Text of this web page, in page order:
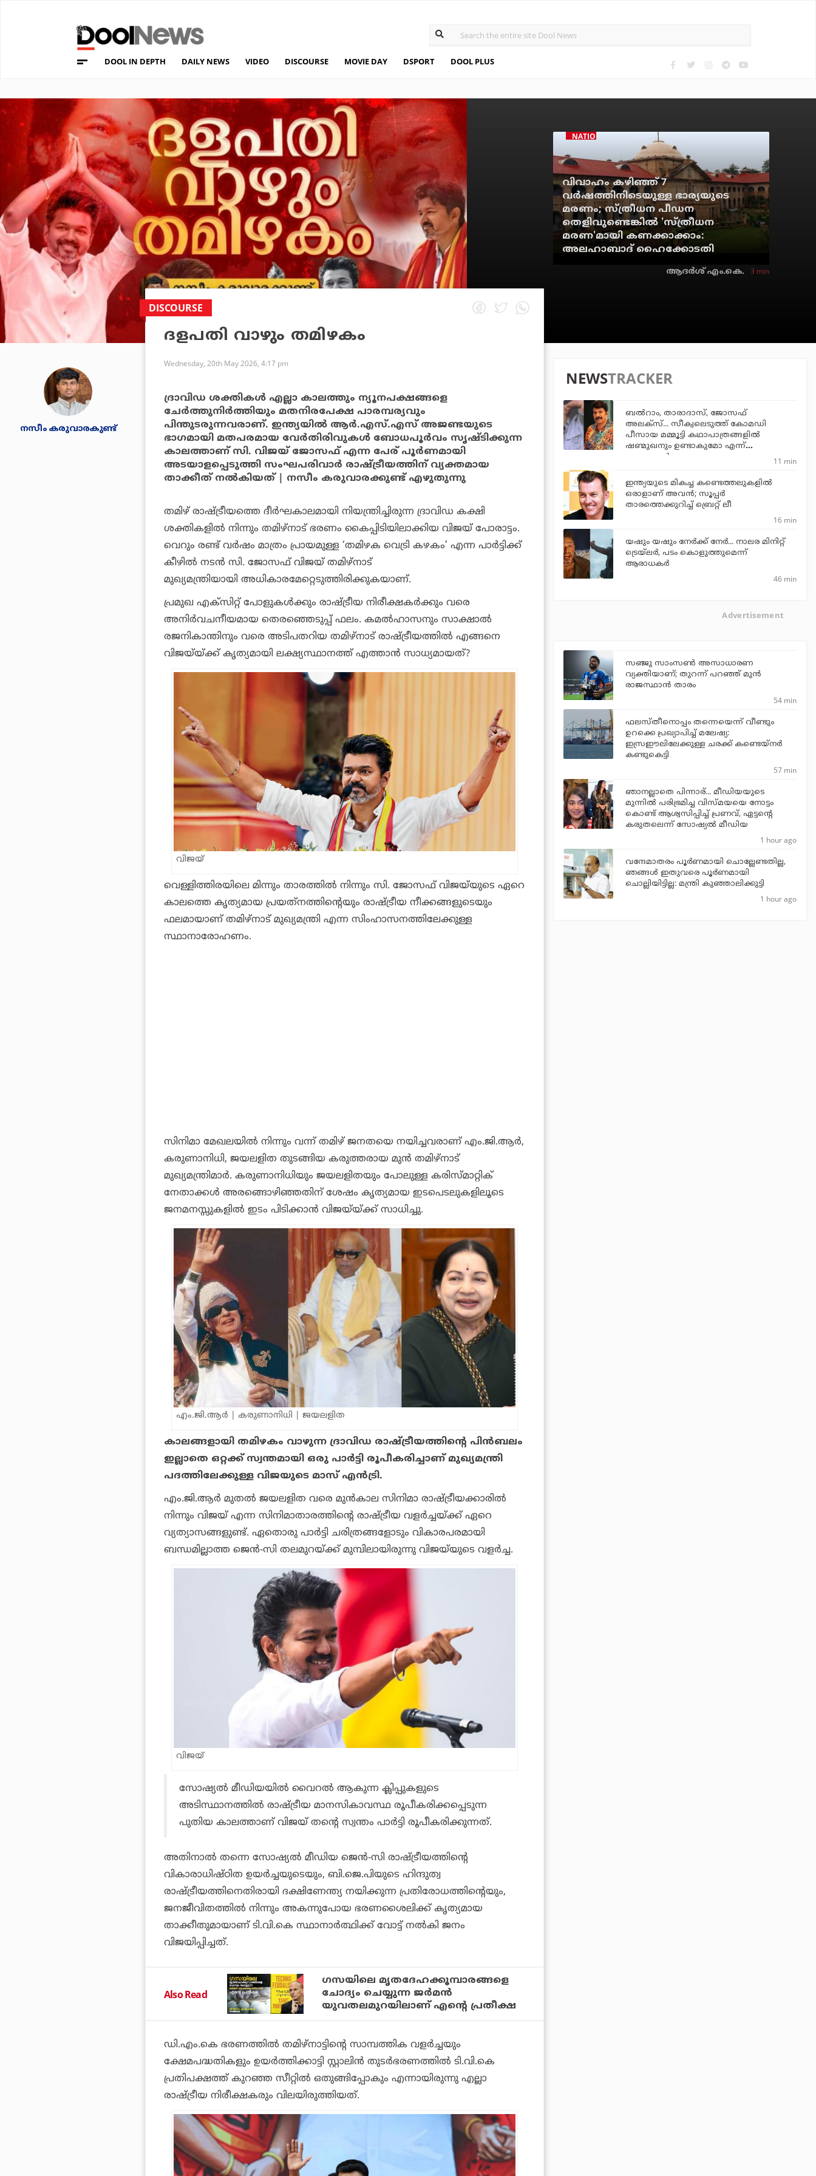
DOOL IN DEPTH DAILY NEWS VIDEO DISCOURSE MOVIE DAY DSPORT DOOL PLUS
NATIONAL NEWS
വിവാഹം കഴിഞ്ഞ് 7
വര്‍ഷത്തിനിടെയുള്ള ഭാര്യയുടെ
മരണം; സ്ത്രീധന പീഡന
തെളിവുണ്ടെങ്കില്‍ 'സ്ത്രീധന
മരണ'മായി കണക്കാക്കാം:
അലഹാബാദ് ഹൈക്കോടതി
ആദർശ് എം.കെ. 3 min
നസീം കരുവാരകുണ്ട്
DISCOURSE
ദളപതി വാഴും തമിഴകം
Wednesday, 20th May 2026, 4:17 pm
ദ്രാവിഡ ശക്തികള്‍ എല്ലാ കാലത്തും ന്യൂനപക്ഷങ്ങളെ
ചേര്‍ത്തുനിര്‍ത്തിയും മതനിരപേക്ഷ പാരമ്പര്യവും
പിന്തുടരുന്നവരാണ്. ഇന്ത്യയില്‍ ആര്‍.എസ്.എസ് അജണ്ടയുടെ
ഭാഗമായി മതപരമായ വേര്‍തിരിവുകള്‍ ബോധപൂര്‍വം സൃഷ്ടിക്കുന്ന
കാലത്താണ് സി. വിജയ് ജോസഫ് എന്ന പേര് പൂര്‍ണമായി
അടയാളപ്പെടുത്തി സംഘപരിവാര്‍ രാഷ്ട്രീയത്തിന് വ്യക്തമായ
താക്കീത് നല്‍കിയത് | നസീം കരുവാരക്കുണ്ട് എഴുതുന്നു
തമിഴ് രാഷ്ട്രീയത്തെ ദീര്‍ഘകാലമായി നിയന്ത്രിച്ചിരുന്ന ദ്രാവിഡ കക്ഷി
ശക്തികളില്‍ നിന്നും തമിഴ്‌നാട് ഭരണം കൈപ്പിടിയിലാക്കിയ വിജയ് പോരാട്ടം.
വെറും രണ്ട് വര്‍ഷം മാത്രം പ്രായമുള്ള ‘തമിഴക വെട്രി കഴകം’ എന്ന പാര്‍ട്ടിക്ക്
കീഴില്‍ നടന്‍ സി. ജോസഫ് വിജയ് തമിഴ്‌നാട്
മുഖ്യമന്ത്രിയായി അധികാരമേറ്റെടുത്തിരിക്കുകയാണ്.
പ്രമുഖ എക്‌സിറ്റ് പോളുകള്‍ക്കും രാഷ്ട്രീയ നിരീക്ഷകര്‍ക്കും വരെ
അനിര്‍വചനീയമായ തെരഞ്ഞെടുപ്പ് ഫലം. കമല്‍ഹാസനും സാക്ഷാല്‍
രജനികാന്തിനും വരെ അടിപതറിയ തമിഴ്‌നാട് രാഷ്ട്രീയത്തില്‍ എങ്ങനെ
വിജയ്‌യ്ക്ക് കൃത്യമായി ലക്ഷ്യസ്ഥാനത്ത് എത്താന്‍ സാധ്യമായത്?
വിജയ്
വെള്ളിത്തിരയിലെ മിന്നും താരത്തില്‍ നിന്നും സി. ജോസഫ് വിജയ്‌യുടെ ഏറെ
കാലത്തെ കൃത്യമായ പ്രയത്‌നത്തിന്റെയും രാഷ്ട്രീയ നീക്കങ്ങളുടെയും
ഫലമായാണ് തമിഴ്‌നാട് മുഖ്യമന്ത്രി എന്ന സിംഹാസനത്തിലേക്കുള്ള
സ്ഥാനാരോഹണം.
സിനിമാ മേഖലയില്‍ നിന്നും വന്ന് തമിഴ് ജനതയെ നയിച്ചവരാണ് എം.ജി.ആര്‍,
കരുണാനിധി, ജയലളിത തുടങ്ങിയ കരുത്തരായ മുന്‍ തമിഴ്‌നാട്
മുഖ്യമന്ത്രിമാര്‍. കരുണാനിധിയും ജയലളിതയും പോലുള്ള കരിസ്മാറ്റിക്
നേതാക്കള്‍ അരങ്ങൊഴിഞ്ഞതിന് ശേഷം കൃത്യമായ ഇടപെടലുകളിലൂടെ
ജനമനസ്സുകളില്‍ ഇടം പിടിക്കാന്‍ വിജയ്‌യ്ക്ക് സാധിച്ചു.
എം.ജി.ആര്‍ | കരുണാനിധി | ജയലളിത
കാലങ്ങളായി തമിഴകം വാഴുന്ന ദ്രാവിഡ രാഷ്ട്രീയത്തിന്റെ പിന്‍ബലം
ഇല്ലാതെ ഒറ്റക്ക് സ്വന്തമായി ഒരു പാര്‍ട്ടി രൂപീകരിച്ചാണ് മുഖ്യമന്ത്രി
പദത്തിലേക്കുള്ള വിജയുടെ മാസ് എന്‍ട്രി.
എം.ജി.ആര്‍ മുതല്‍ ജയലളിത വരെ മുന്‍കാല സിനിമാ രാഷ്ട്രീയക്കാരില്‍
നിന്നും വിജയ് എന്ന സിനിമാതാരത്തിന്റെ രാഷ്ട്രീയ വളര്‍ച്ചയ്ക്ക് ഏറെ
വ്യത്യാസങ്ങളുണ്ട്. ഏതൊരു പാര്‍ട്ടി ചരിത്രങ്ങളോടും വികാരപരമായി
ബന്ധമില്ലാത്ത ജെന്‍-സി തലമുറയ്ക്ക് മുമ്പിലായിരുന്നു വിജയ്‌യുടെ വളര്‍ച്ച.
വിജയ്
സോഷ്യല്‍ മീഡിയയില്‍ വൈറല്‍ ആകുന്ന ക്ലിപ്പുകളുടെ
അടിസ്ഥാനത്തില്‍ രാഷ്ട്രീയ മാനസികാവസ്ഥ രൂപീകരിക്കപ്പെടുന്ന
പുതിയ കാലത്താണ് വിജയ് തന്റെ സ്വന്തം പാര്‍ട്ടി രൂപീകരിക്കുന്നത്.
അതിനാല്‍ തന്നെ സോഷ്യല്‍ മീഡിയ ജെന്‍-സി രാഷ്ട്രീയത്തിന്റെ
വികാരാധിഷ്ഠിത ഉയര്‍ച്ചയുടെയും, ബി.ജെ.പിയുടെ ഹിന്ദുത്വ
രാഷ്ട്രീയത്തിനെതിരായി ദക്ഷിണേന്ത്യ നയിക്കുന്ന പ്രതിരോധത്തിന്റെയും,
ജനജീവിതത്തില്‍ നിന്നും അകന്നുപോയ ഭരണശൈലിക്ക് കൃത്യമായ
താക്കീതുമായാണ് ടി.വി.കെ സ്ഥാനാര്‍ത്ഥിക്ക് വോട്ട് നല്‍കി ജനം
വിജയിപ്പിച്ചത്.
Also Read
ഗസയിലെ മൃതദേഹക്കൂമ്പാരങ്ങളെ
ചോദ്യം ചെയ്യുന്ന ജര്‍മന്‍
യുവതലമുറയിലാണ് എന്റെ പ്രതീക്ഷ
ഡി.എം.കെ ഭരണത്തില്‍ തമിഴ്‌നാട്ടിന്റെ സാമ്പത്തിക വളര്‍ച്ചയും
ക്ഷേമപദ്ധതികളും ഉയര്‍ത്തിക്കാട്ടി സ്റ്റാലിന്‍ തുടര്‍ഭരണത്തില്‍ ടി.വി.കെ
പ്രതിപക്ഷത്ത് കുറഞ്ഞ സീറ്റില്‍ ഒതുങ്ങിപ്പോകും എന്നായിരുന്നു എല്ലാ
രാഷ്ട്രീയ നിരീക്ഷകരും വിലയിരുത്തിയത്.
NEWSTRACKER
ബല്‍റാം, താരാദാസ്, ജോസഫ്
അലക്‌സ്... സീക്വലെടുത്ത് കോമഡി
പീസായ മമ്മൂട്ടി കഥാപാത്രങ്ങളില്‍
ഷണ്മുഖനും ഉണ്ടാകുമോ എന്ന്
ആരാധകര്‍
11 min
ഇന്ത്യയുടെ മികച്ച കണ്ടെത്തലുകളില്‍
ഒരാളാണ് അവന്‍; സൂപ്പര്‍
താരത്തെക്കുറിച്ച് ബ്രെറ്റ് ലീ
16 min
യഷും യഷും നേര്‍ക്ക് നേര്‍... നാലര മിനിറ്റ്
ട്രെയ്‌ലര്‍, പടം കൊളുത്തുമെന്ന്
ആരാധകര്‍
46 min
Advertisement
സഞ്ജു സാംസണ്‍ അസാധാരണ
വ്യക്തിയാണ്; തുറന്ന് പറഞ്ഞ് മുന്‍
രാജസ്ഥാന്‍ താരം
54 min
ഫലസ്തീനൊപ്പം തന്നെയെന്ന് വീണ്ടും
ഉറക്കെ പ്രഖ്യാപിച്ച് മലേഷ്യ:
ഇസ്രഈലിലേക്കുള്ള ചരക്ക് കണ്ടെയ്‌നര്‍
കണ്ടുകെട്ടി
57 min
ഞാനല്ലാതെ പിന്നാര്... മീഡിയയുടെ
മുന്നില്‍ പരിഭ്രമിച്ച വിസ്മയയെ നോട്ടം
കൊണ്ട് ആശ്വസിപ്പിച്ച് പ്രണവ്, ഏട്ടന്റെ
കരുതലെന്ന് സോഷ്യല്‍ മീഡിയ
1 hour ago
വന്ദേമാതരം പൂര്‍ണമായി ചൊല്ലേണ്ടതില്ല,
ഞങ്ങള്‍ ഇതുവരെ പൂര്‍ണമായി
ചൊല്ലിയിട്ടില്ല: മന്ത്രി കുഞ്ഞാലിക്കുട്ടി
1 hour ago